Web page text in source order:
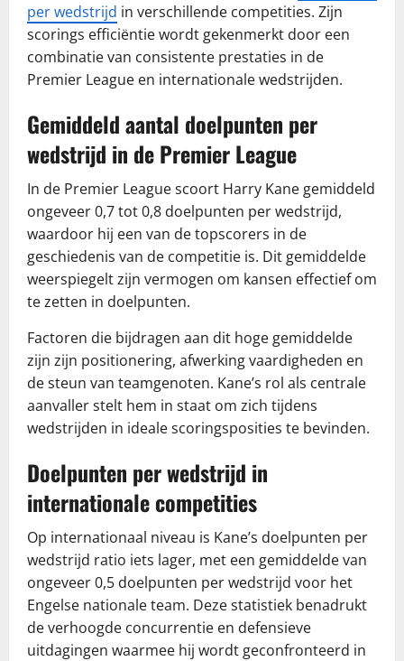
per wedstrijd in verschillende competities. Zijn
scorings efficiëntie wordt gekenmerkt door een
combinatie van consistente prestaties in de
Premier League en internationale wedstrijden.
Gemiddeld aantal doelpunten per
wedstrijd in de Premier League
In de Premier League scoort Harry Kane gemiddeld
ongeveer 0,7 tot 0,8 doelpunten per wedstrijd,
waardoor hij een van de topscorers in de
geschiedenis van de competitie is. Dit gemiddelde
weerspiegelt zijn vermogen om kansen effectief om
te zetten in doelpunten.
Factoren die bijdragen aan dit hoge gemiddelde
zijn zijn positionering, afwerking vaardigheden en
de steun van teamgenoten. Kane’s rol als centrale
aanvaller stelt hem in staat om zich tijdens
wedstrijden in ideale scoringsposities te bevinden.
Doelpunten per wedstrijd in
internationale competities
Op internationaal niveau is Kane’s doelpunten per
wedstrijd ratio iets lager, met een gemiddelde van
ongeveer 0,5 doelpunten per wedstrijd voor het
Engelse nationale team. Deze statistiek benadrukt
de verhoogde concurrentie en defensieve
uitdagingen waarmee hij wordt geconfronteerd in